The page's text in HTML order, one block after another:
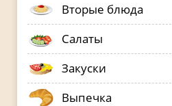
Вторые блюда
Салаты
Закуски
Выпечка